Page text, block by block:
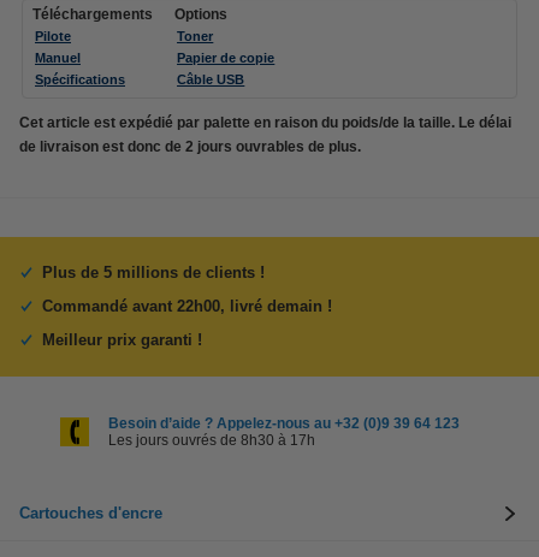
Téléchargements
Pilote
Manuel
Spécifications
Options
Toner
Papier de copie
Câble USB
Cet article est expédié par palette en raison du poids/de la taille. Le délai
de livraison est donc de 2 jours ouvrables de plus.
Plus de 5 millions de clients !
Commandé avant 22h00, livré demain !
Meilleur prix garanti !
Besoin d’aide ? Appelez-nous au +32 (0)9 39 64 123
Les jours ouvrés de 8h30 à 17h
Cartouches d'encre